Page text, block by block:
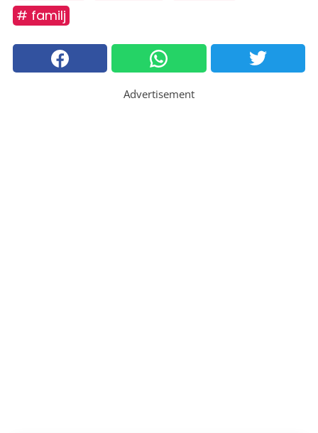
# familj
Advertisement